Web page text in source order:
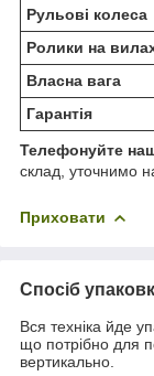
Рульові колеса
Ролики на
Власна вага
Гарантія
Телефонуйте
склад, уточнимо
Приховати
Спосіб
Вся техніка йде
що потрібно для
вертикально.